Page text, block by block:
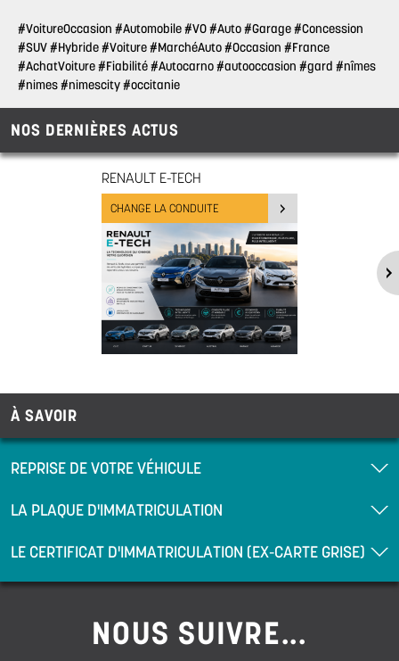
#VoitureOccasion #Automobile#VO#Auto#Garage#Concession
#SUV#Hybride#Voiture#MarchéAuto#Occasion #France
#AchatVoiture#Fiabilité#Autocarno#autooccasion #gard #nîmes
#nimes#nimescity#occitanie
NOS DERNIÈRES ACTUS
RENAULT E-TECH
CHANGE LA CONDUITE
À SAVOIR
REPRISE DE VOTRE VÉHICULE
LA PLAQUE D'IMMATRICULATION
LE CERTIFICAT D'IMMATRICULATION (EX-CARTE GRISE)
NOUS SUIVRE...